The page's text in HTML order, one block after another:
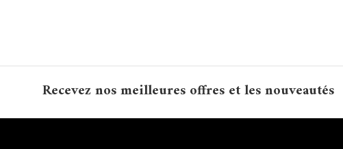
Recevez nos meilleures offres et les nouveautés